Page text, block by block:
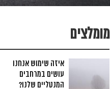
מומלצים
איזה שימוש אנחנו
עושים במרחבים
המנטליים שלנו?